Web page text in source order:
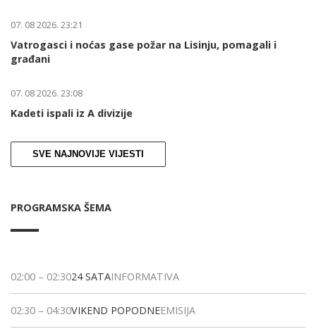
07. 08 2026. 23:21
Vatrogasci i noćas gase požar na Lisinju, pomagali i
građani
07. 08 2026. 23:08
Kadeti ispali iz A divizije
SVE NAJNOVIJE VIJESTI
PROGRAMSKA ŠEMA
02:00 – 02:3024 SATAINFORMATIVA
02:30 – 04:30VIKEND POPODNEEMISIJA